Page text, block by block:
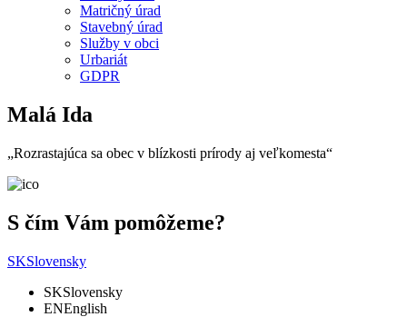
Matričný úrad
Stavebný úrad
Služby v obci
Urbariát
GDPR
Malá Ida
„Rozrastajúca sa obec v blízkosti prírody aj veľkomesta“
S čím Vám pomôžeme?
SKSlovensky
SKSlovensky
ENEnglish